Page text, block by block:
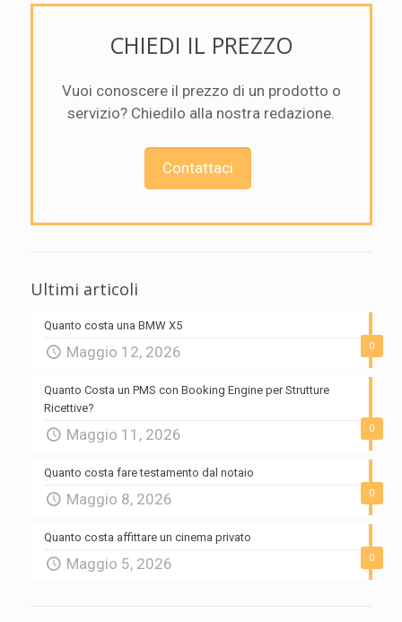
CHIEDI IL PREZZO
Vuoi conoscere il prezzo di un prodotto o
servizio? Chiedilo alla nostra redazione.
Contattaci
Ultimi articoli
0
Quanto costa una BMW X5
Maggio 12, 2026
0
Quanto Costa un PMS con Booking Engine per Strutture
Ricettive?
Maggio 11, 2026
0
Quanto costa fare testamento dal notaio
Maggio 8, 2026
0
Quanto costa affittare un cinema privato
Maggio 5, 2026